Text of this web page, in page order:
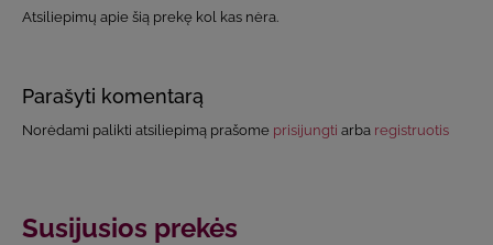
Atsiliepimų apie šią prekę kol kas nėra.
Parašyti komentarą
Norėdami palikti atsiliepimą prašome prisijungti arba registruotis
Susijusios prekės